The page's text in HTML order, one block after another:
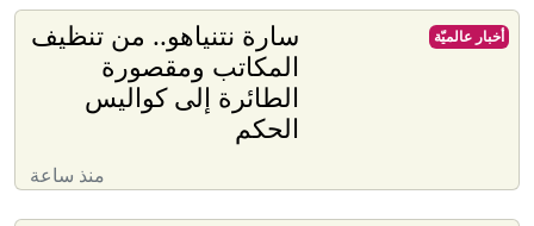
سارة نتنياهو.. من تنظيف
المكاتب ومقصورة
الطائرة إلى كواليس
الحكم
منذ ساعة
أخبار عالميّة